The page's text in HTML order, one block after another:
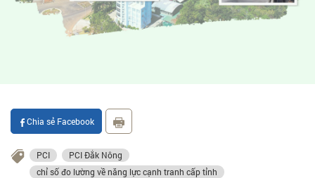
Chia sẻ Facebook
PCI
PCI Đắk Nông
chỉ số đo lường về năng lực cạnh tranh cấp tỉnh